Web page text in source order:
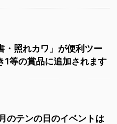
・照れカワ」が便利ツー
1等の賞品に追加されます
のテンの日のイベントは